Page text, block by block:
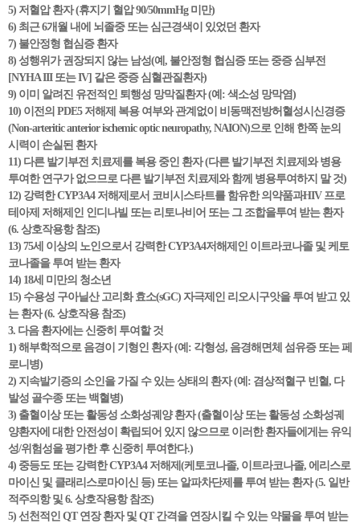
5) 저혈압 환자 (휴지기 혈압 90/50mmHg 미만)
6) 최근 6개월 내에 뇌졸중 또는 심근경색이 있었던 환자
7) 불안정형 협심증 환자
8) 성행위가 권장되지 않는 남성(예, 불안정형 협심증 또는 중증 심부전
[NYHA III 또는 IV] 같은 중증 심혈관질환자)
9) 이미 알려진 유전적인 퇴행성 망막질환자 (예: 색소성 망막염)
10) 이전의 PDE5 저해제 복용 여부와 관계없이 비동맥전방허혈성시신경증
(Non-arteritic anterior ischemic optic neuropathy, NAION)으로 인해 한쪽 눈의
시력이 손실된 환자
11) 다른 발기부전 치료제를 복용 중인 환자 (다른 발기부전 치료제와 병용
투여한 연구가 없으므로 다른 발기부전 치료제와 함께 병용투여하지 말 것)
12) 강력한 CYP3A4 저해제로서 코비시스타트를 함유한 의약품과HIV 프로
테아제 저해제인 인디나빌 또는 리토나비어 또는 그 조합을투여 받는 환자
(6. 상호작용항 참조)
13) 75세 이상의 노인으로서 강력한 CYP3A4저해제인 이트라코나졸 및 케토
코나졸을 투여 받는 환자
14) 18세 미만의 청소년
15) 수용성 구아닐산 고리화 효소(sGC) 자극제인 리오시구앗을 투여 받고 있
는 환자 (6. 상호작용 참조)
3. 다음 환자에는 신중히 투여할 것
1) 해부학적으로 음경이 기형인 환자 (예: 각형성, 음경해면체 섬유증 또는 페
로니병)
2) 지속발기증의 소인을 가질 수 있는 상태의 환자 (예: 겸상적혈구 빈혈, 다
발성 골수종 또는 백혈병)
3) 출혈이상 또는 활동성 소화성궤양 환자 (출혈이상 또는 활동성 소화성궤
양환자에 대한 안전성이 확립되어 있지 않으므로 이러한 환자들에게는 유익
성/위험성을 평가한 후 신중히 투여한다.)
4) 중등도 또는 강력한 CYP3A4 저해제(케토코나졸, 이트라코나졸, 에리스로
마이신 및 클래리스로마이신 등) 또는 알파차단제를 투여 받는 환자 (5. 일반
적주의항 및 6. 상호작용항 참조)
5) 선천적인 QT 연장 환자 및 QT 간격을 연장시킬 수 있는 약물을 투여 받는